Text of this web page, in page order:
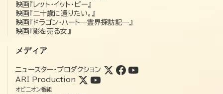
映画『レット・イット・ビー』
映画『二十歳に還りたい。』
映画『ドラゴン・ハート―霊界探訪記―』
映画『影を売る女』
メディア
ニュースター・プロダクション
ARI Production
オピニオン番組